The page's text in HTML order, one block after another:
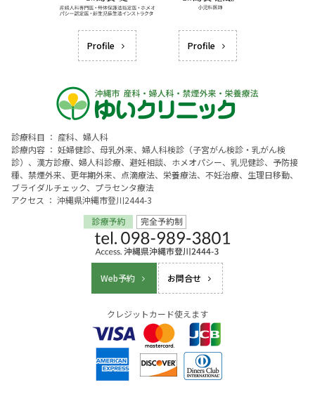
Profile Profile
診療科目 ： 産科、婦人科
診療内容 ： 妊婦健診、母乳外来、婦人科検診（子宮がん検診・乳がん検
診）、漢方診療、婦人科診療、避妊相談、ホメオパシー、乳児健診、予防接
種、禁煙外来、更年期外来、点滴療法、栄養療法、不妊治療、生理日移動、
ブライダルチェック、プラセンタ療法
アクセス ： 沖縄県沖縄市登川2444-3
Web予約 お問合せ
クレジットカード使えます